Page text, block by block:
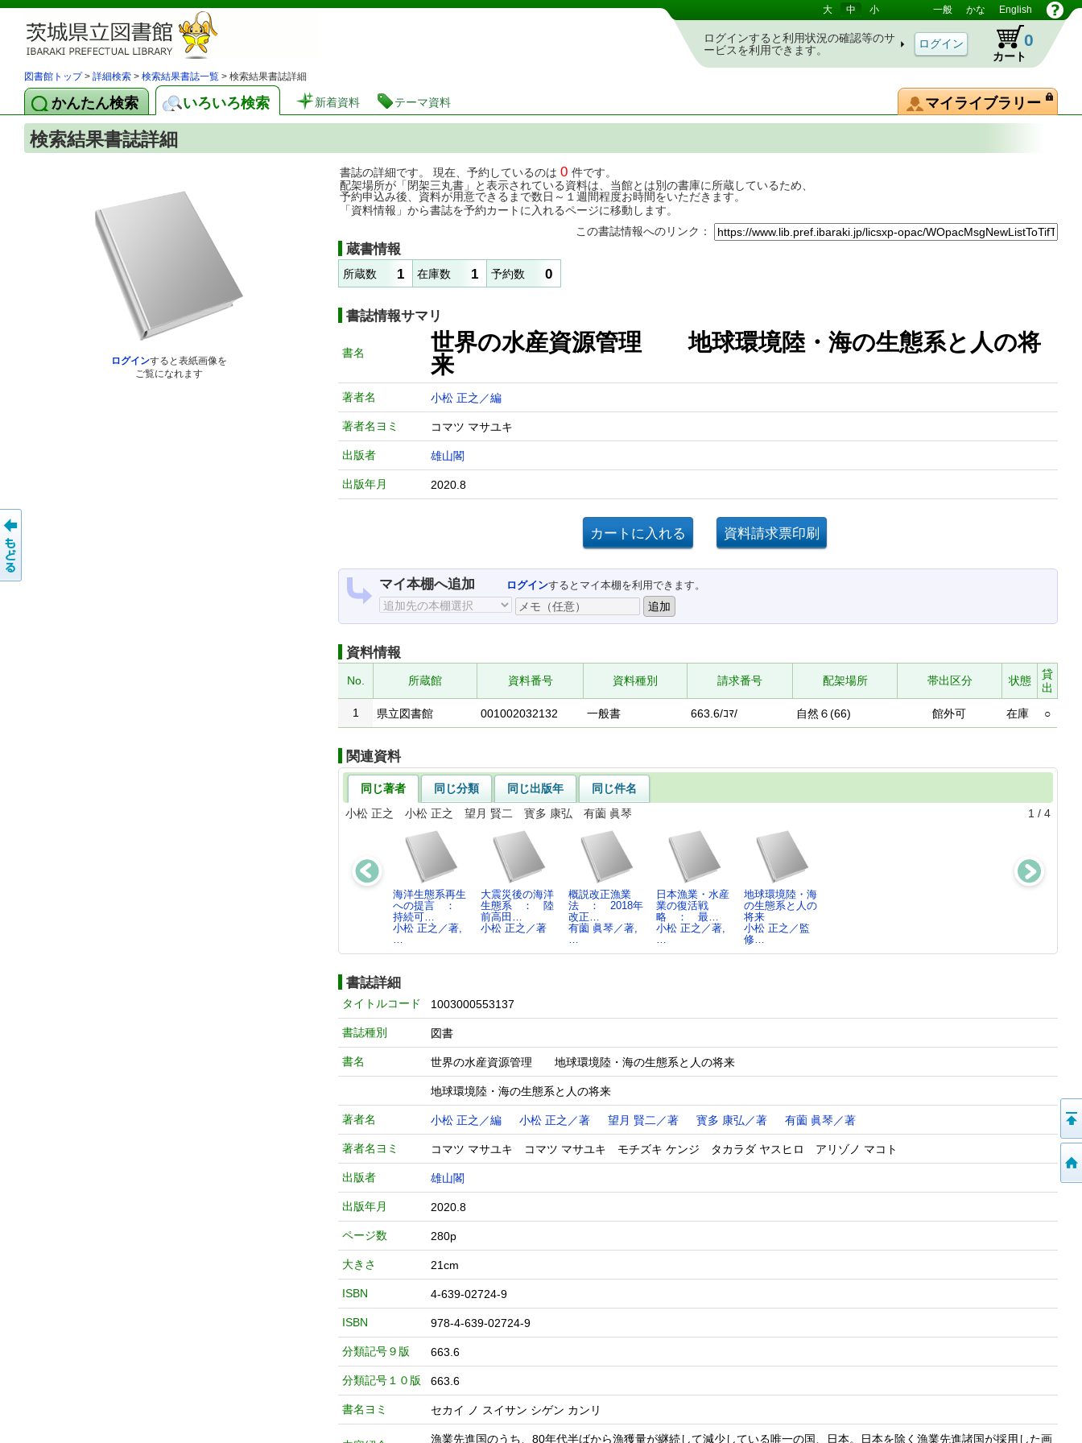
茨城県立図書館 蔵書検索・予約システム 大 中 小 一般 かな English
ログインすると利用状況の確認等のサ
ービスを利用できます。
カート
0
図書館トップ> 詳細検索 > 検索結果書誌一覧 > 検索結果書誌詳細
かんたん検索 いろいろ検索 新着資料 テーマ資料 マイライブラリー
検索結果書誌詳細
ログインすると表紙画像を
ご覧になれます
書誌の詳細です。 現在、予約しているのは 0 件です。
配架場所が「閉架三丸書」と表示されている資料は、当館とは別の書庫に所蔵しているため、
予約申込み後、資料が用意できるまで数日～１週間程度お時間をいただきます。
「資料情報」から書誌を予約カートに入れるページに移動します。
この書誌情報へのリンク：
蔵書情報
所蔵数 1 在庫数 1 予約数 0
書誌情報サマリ
書名
世界の水産資源管理 地球環境陸・海の生態系と人の将
来
著者名 小松 正之／編
著者名ヨミ コマツ マサユキ
出版者 雄山閣
出版年月 2020.8
マイ本棚へ追加 ログインするとマイ本棚を利用できます。
資料情報
No. 所蔵館 資料番号 資料種別 請求番号 配架場所 帯出区分 状態
貸
出
1
県立図書館 001002032132 一般書 663.6/ｺﾏ/ 自然６(66) 館外可 在庫 ○
関連資料
同じ著者 同じ分類 同じ出版年
同じ件名
小松 正之 小松 正之 望月 賢二 寳多 康弘 有薗 眞琴
1 / 4
海洋生態系再生
への提言 ：
持続可…
小松 正之／著,
…
大震災後の海洋
生態系 ： 陸
前高田…
小松 正之／著
概説改正漁業
法 ： 2018年
改正…
有薗 眞琴／著,
…
日本漁業・水産
業の復活戦
略 ： 最…
小松 正之／著,
…
地球環境陸・海
の生態系と人の
将来
小松 正之／監
修…
書誌詳細
タイトルコード 1003000553137
書誌種別 図書
書名 世界の水産資源管理 地球環境陸・海の生態系と人の将来
地球環境陸・海の生態系と人の将来
著者名 小松 正之／編 小松 正之／著 望月 賢二／著 寳多 康弘／著 有薗 眞琴／著
著者名ヨミ コマツ マサユキ コマツ マサユキ モチズキ ケンジ タカラダ ヤスヒロ アリゾノ マコト
出版者 雄山閣
出版年月 2020.8
ページ数 280p
大きさ 21cm
ISBN 4-639-02724-9
ISBN 978-4-639-02724-9
分類記号９版 663.6
分類記号１０版 663.6
書名ヨミ セカイ ノ スイサン シゲン カンリ
漁業先進国のうち、80年代半ばから漁獲量が継続して減少している唯一の国、日本。日本を除く漁業先進諸国が採用した画